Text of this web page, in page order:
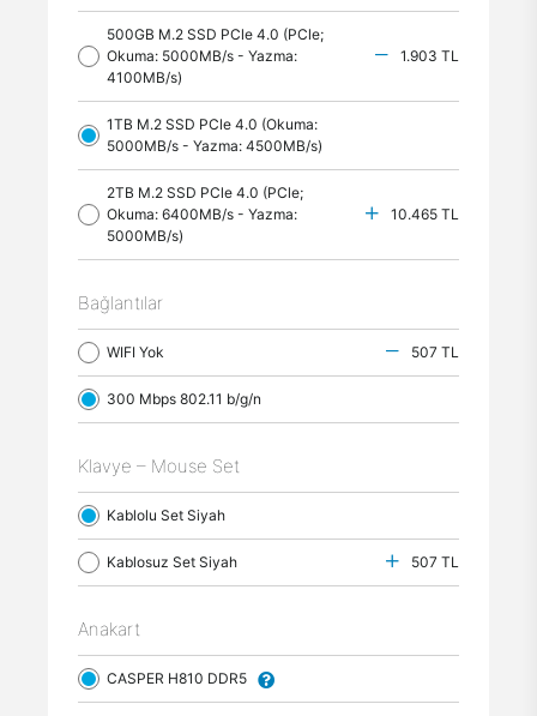
500GB M.2 SSD PCle 4.0 (PCle;
Okuma: 5000MB/s - Yazma:
4100MB/s)
1.903 TL
1TB M.2 SSD PCle 4.0 (Okuma:
5000MB/s - Yazma: 4500MB/s)
2TB M.2 SSD PCle 4.0 (PCle;
Okuma: 6400MB/s - Yazma:
5000MB/s)
10.465 TL
Bağlantılar
WIFI Yok 507 TL
300 Mbps 802.11 b/g/n
Klavye – Mouse Set
Kablolu Set Siyah
Kablosuz Set Siyah 507 TL
Anakart
CASPER H810 DDR5